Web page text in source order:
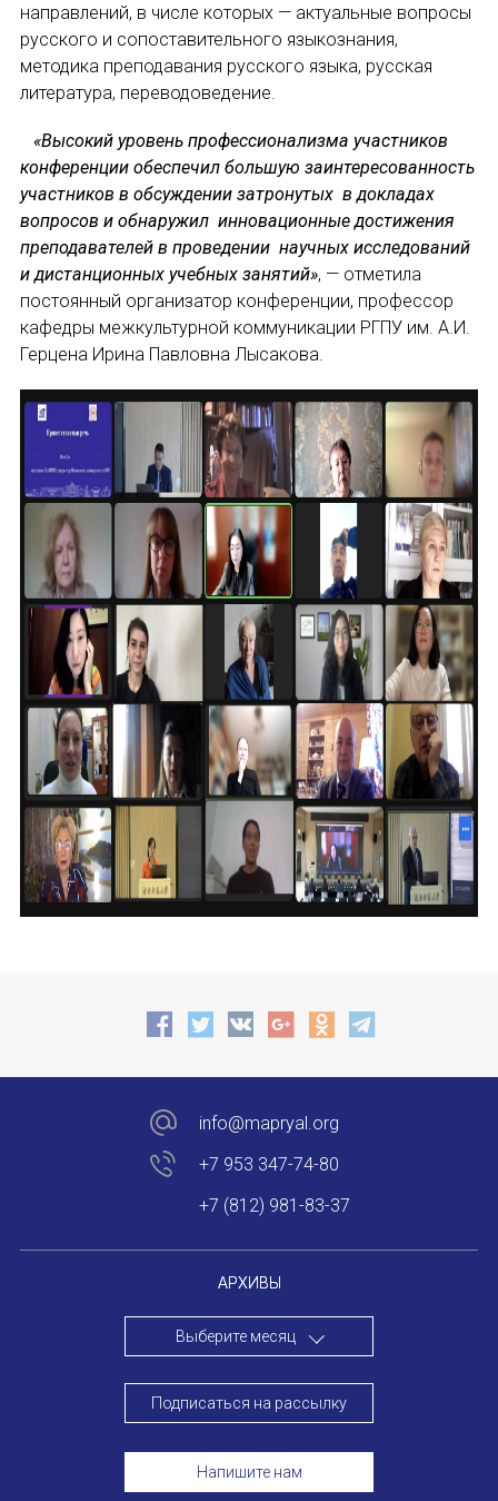
НОВОСТИ
КОНГРЕССЫ
XIV КОНГРЕСС МАПРЯЛ
XV КОНГРЕСС МАПРЯЛ
XVI КОНГРЕСС МАПРЯЛ
РУССКИЙ ЯЗЫК В МИРЕ
Научно-практические семинары по
Международная конференция по РКИ в
Международный форум TERRA RUSISTICA
Семинар в Абу-Даби: Русский язык и
Комплексное исследование
Международный форум TERRA RUSISTICA в
«Вопросы русского языка в юридических
Конференция по переводу в Малаге
«Дар речи: развитие языковой способности
Год Ф.М. Достоевского: обзор мероприятий
БИБЛИОТЕКА МАПРЯЛ
+7 953 347-74-80
направлений, в числе которых — актуальные вопросы
русского и сопоставительного языкознания,
методика преподавания русского языка, русская
литература, переводоведение.
«Высокий уровень профессионализма участников
конференции обеспечил большую заинтересованность
участников в обсуждении затронутых в докладах
вопросов и обнаружил инновационные достижения
преподавателей в проведении научных исследований
и дистанционных учебных занятий», — отметила
постоянный организатор конференции, профессор
кафедры межкультурной коммуникации РГПУ им. А.И.
Герцена Ирина Павловна Лысакова.
АРХИВЫ
Выберите месяц
Подписаться на рассылку
Напишите нам
info@mapryal.org
+7 953 347-74-80
+7 (812) 981-83-37
ИМЯ
СООБЩЕНИЕ
Отправить
E-MAIL
Подписаться